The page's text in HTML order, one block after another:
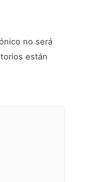
no será
están